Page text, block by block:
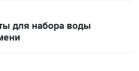
для набора воды